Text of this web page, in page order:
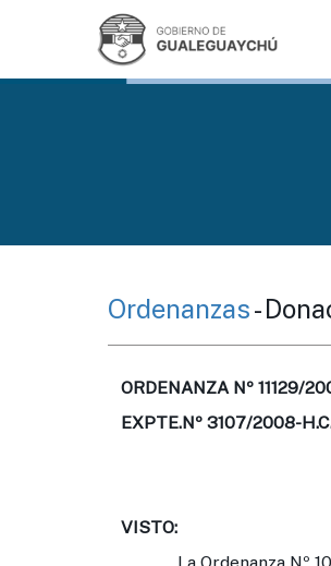
Ordenanzas-
ORDENANZA Nº 11129/
EXPTE.Nº 3107/2008-
VISTO: